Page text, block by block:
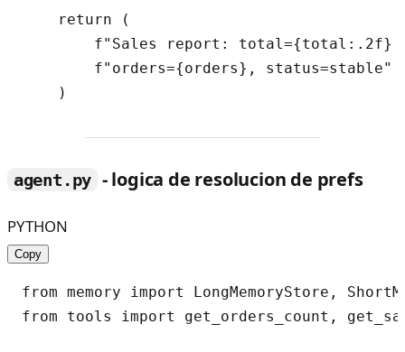
    return (
f"Sales report: total={total:.2f}
        f"orders={orders}, status=stable"
agent.py - logica de resolucion de prefs
PYTHON
Copy
from memory import LongMemoryStore,
from tools import get_orders_count,